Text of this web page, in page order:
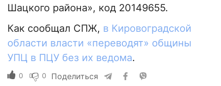
Шацкого района», код 20149655.
Как сообщал СПЖ, в Кировоградской
области власти «переводят» общины
УПЦ в ПЦУ без их ведома.
0 0 Поделиться